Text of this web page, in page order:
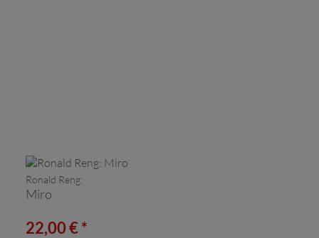
Ronald Reng:
Miro
22,00 € *